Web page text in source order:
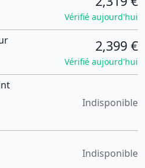
Vérifié aujourd'hui
2,399 €
Vérifié aujourd'hui
Indisponible
Indisponible